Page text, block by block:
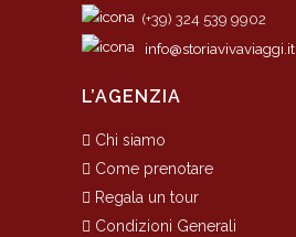
(+39) 324 539 9902
info@storiavivaviaggi.it
L’AGENZIA
Chi siamo
Come prenotare
Regala un tour
Condizioni Generali